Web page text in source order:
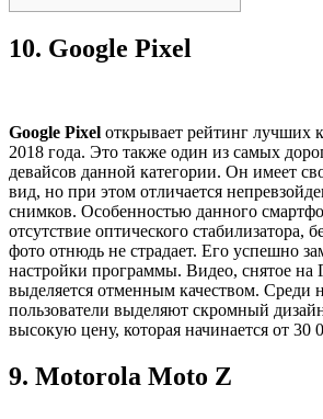
10. Google Pixel
Google Pixel открывает рейтинг лучших
2018 года. Это также один из самых
девайсов данной категории. Он имеет
вид, но при этом отличается
снимков. Особенностью данного
отсутствие оптического стабилизатора,
фото отнюдь не страдает. Его успешно
настройки программы. Видео, снятое на
выделяется отменным качеством. Среди
пользователи выделяют скромный
высокую цену, которая начинается от 30
9. Motorola Moto Z